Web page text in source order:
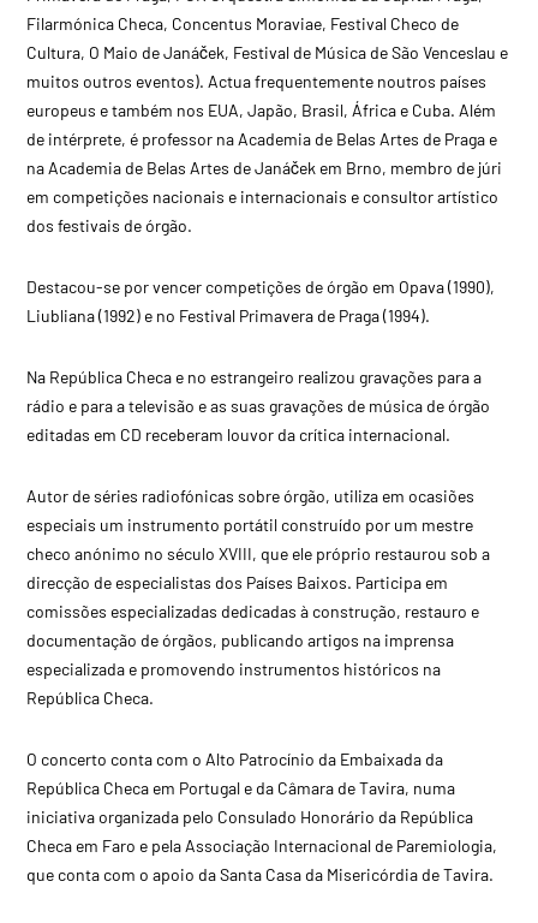
Filarmónica Checa, Concentus Moraviae, Festival Checo de
Cultura, O Maio de Janáček, Festival de Música de São Venceslau e
muitos outros eventos). Actua frequentemente noutros países
europeus e também nos EUA, Japão, Brasil, África e Cuba. Além
de intérprete, é professor na Academia de Belas Artes de Praga e
na Academia de Belas Artes de Janáček em Brno, membro de júri
em competições nacionais e internacionais e consultor artístico
dos festivais de órgão.
Destacou-se por vencer competições de órgão em Opava (1990),
Liubliana (1992) e no Festival Primavera de Praga (1994).
Na República Checa e no estrangeiro realizou gravações para a
rádio e para a televisão e as suas gravações de música de órgão
editadas em CD receberam louvor da crítica internacional.
Autor de séries radiofónicas sobre órgão, utiliza em ocasiões
especiais um instrumento portátil construído por um mestre
checo anónimo no século XVIII, que ele próprio restaurou sob a
direcção de especialistas dos Países Baixos. Participa em
comissões especializadas dedicadas à construção, restauro e
documentação de órgãos, publicando artigos na imprensa
especializada e promovendo instrumentos históricos na
República Checa.
O concerto conta com o Alto Patrocínio da Embaixada da
República Checa em Portugal e da Câmara de Tavira, numa
iniciativa organizada pelo Consulado Honorário da República
Checa em Faro e pela Associação Internacional de Paremiologia,
que conta com o apoio da Santa Casa da Misericórdia de Tavira.